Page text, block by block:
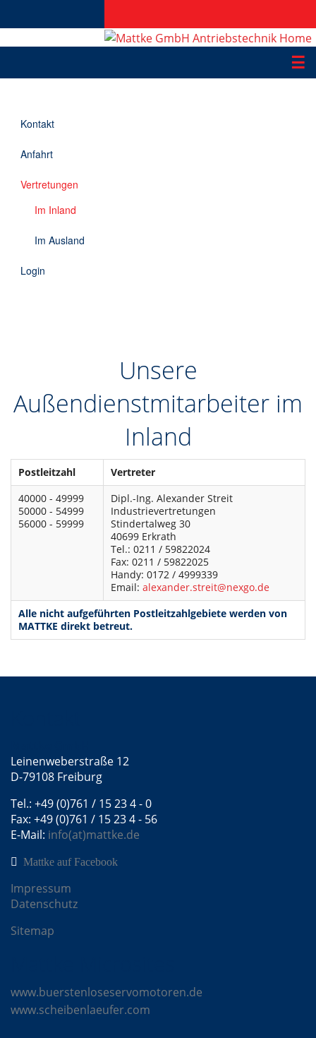
☰
Applikationen
Informationen
Downloads
Kontakt
Anfahrt
Vertretungen
Im Inland
Im Ausland
Login
Unsere
Außendienstmitarbeiter im
Inland
Postleitzahl
Vertreter
40000 - 49999
50000 - 54999
56000 - 59999
Dipl.-Ing. Alexander Streit
Industrievertretungen
Stindertalweg 30
40699 Erkrath
Tel.: 0211 / 59822024
Fax: 0211 / 59822025
Handy: 0172 / 4999339
Email: alexander.streit@nexgo.de
Alle nicht aufgeführten Postleitzahlgebiete werden von
MATTKE direkt betreut.
Leinenweberstraße 12
D-79108 Freiburg
Tel.: +49 (0)761 / 15 23 4 - 0
Fax: +49 (0)761 / 15 23 4 - 56
E-Mail: info(at)mattke.de
Mattke auf Facebook
Impressum
Datenschutz
Sitemap
www.buerstenloseservomotoren.de
www.scheibenlaeufer.com